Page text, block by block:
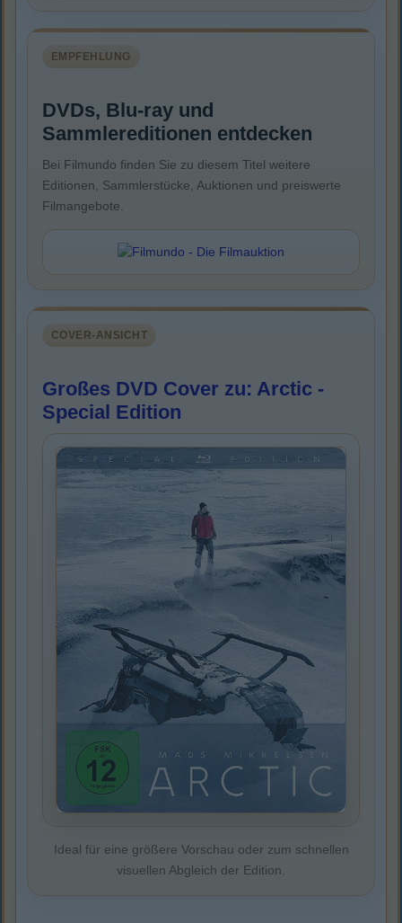
EMPFEHLUNG
DVDs, Blu-ray und
Sammlereditionen entdecken
Bei Filmundo finden Sie zu diesem Titel weitere
Editionen, Sammlerstücke, Auktionen und preiswerte
Filmangebote.
COVER-ANSICHT
Großes DVD Cover zu: Arctic -
Special Edition
Ideal für eine größere Vorschau oder zum schnellen
visuellen Abgleich der Edition.